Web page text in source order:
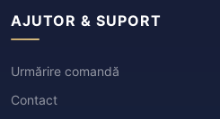
AJUTOR & SUPORT
Urmărire comandă
Contact